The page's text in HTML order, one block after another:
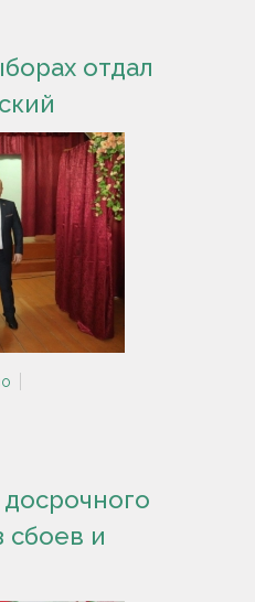
отдал
сбоев и